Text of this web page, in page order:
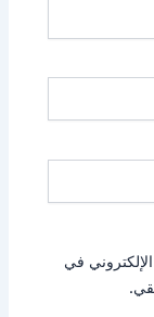
في